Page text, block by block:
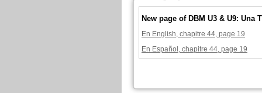
New page of DBM U3 & U9: Una
En English, chapitre 44, page 19
En Español, chapitre 44, page 19